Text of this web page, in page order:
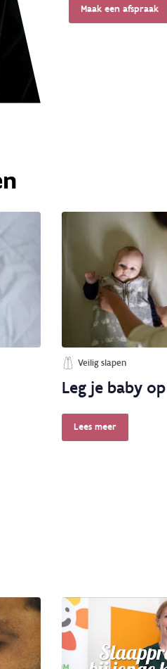
Maak een afspraak
Veilig slapen
Leg je baby
Lees meer